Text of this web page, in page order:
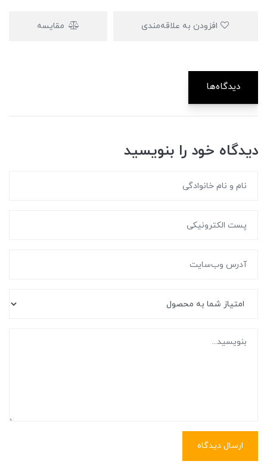
مقایسه
دیدگاه‌ها
دیدگاه خود را بنویسید
ارسال دیدگاه